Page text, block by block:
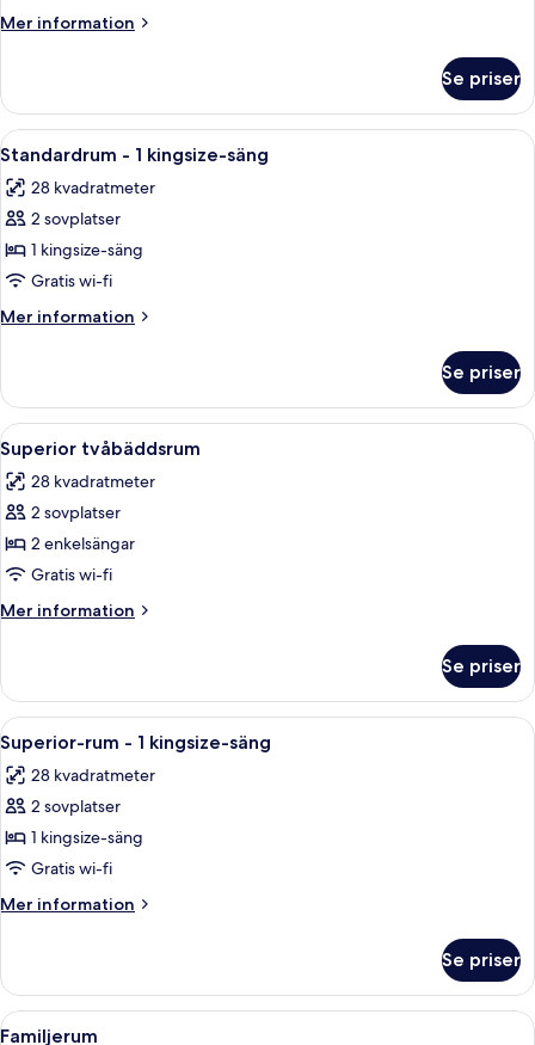
Mer information
Mer
tvåbäddsrum
Se priser
Öppna
alla
foton
för
Standardrum
-
1
kingsize-
Standardrum - 1 kingsize-säng |
4
Standardrum - 1 kingsize-säng
28 kvadratmeter
2 sovplatser
1 kingsize-säng
Gratis wi-fi
Mer information
Mer
-
kingsize-
säng
Se priser
Öppna
alla
foton
för
Superior
tvåbäddsrum
Superior tvåbäddsrum |
4
Superior tvåbäddsrum
28 kvadratmeter
2 sovplatser
2 enkelsängar
Gratis wi-fi
Mer information
Mer
tvåbäddsrum
Se priser
Öppna
alla
foton
för
Superior-
rum
-
1
säng
Ett hotellrum med en säng, ett
4
Superior-rum - 1 kingsize-säng
28 kvadratmeter
2 sovplatser
1 kingsize-säng
Gratis wi-fi
Mer information
Mer
rum
1
Se priser
Öppna
Ett hotellrum med en säng, ett
4
Familjerum